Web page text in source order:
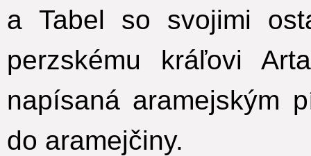
a Tabel so svojimi
perzskému kráľovi
napísaná aramejským
do aramejčiny.